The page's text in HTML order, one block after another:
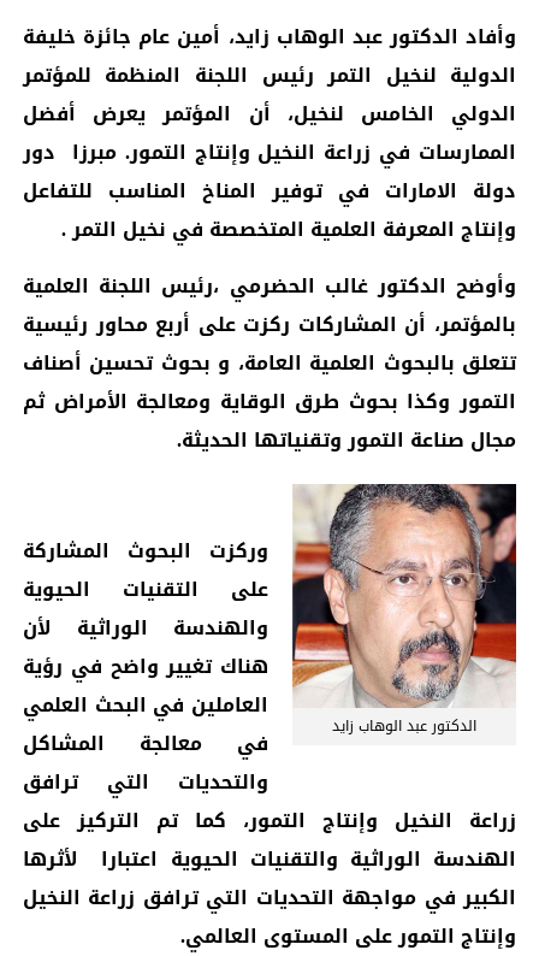
وأفاد الدكتور عبد الوهاب زايد، أمين عام جائزة خليفة
الدولية لنخيل التمر رئيس اللجنة المنظمة للمؤتمر
الدولي الخامس لنخيل، أن المؤتمر يعرض أفضل
الممارسات في زراعة النخيل وإنتاج التمور. مبرزا دور
دولة الامارات في توفير المناخ المناسب للتفاعل
وإنتاج المعرفة العلمية المتخصصة في نخيل التمر .
وأوضح الدكتور غالب الحضرمي ،رئيس اللجنة العلمية
بالمؤتمر، أن المشاركات ركزت على أربع محاور رئيسية
تتعلق بالبحوث العلمية العامة، و بحوث تحسين أصناف
التمور وكذا بحوث طرق الوقاية ومعالجة الأمراض ثم
مجال صناعة التمور وتقنياتها الحديثة.
الدكتور عبد الوهاب زايد
وركزت البحوث المشاركة
على التقنيات الحيوية
والهندسة الوراثية لأن
هناك تغيير واضح في رؤية
العاملين في البحث العلمي
في معالجة المشاكل
والتحديات التي ترافق
زراعة النخيل وإنتاج التمور، كما تم التركيز على
الهندسة الوراثية والتقنيات الحيوية اعتبارا لأثرها
الكبير في مواجهة التحديات التي ترافق زراعة النخيل
وإنتاج التمور على المستوى العالمي.